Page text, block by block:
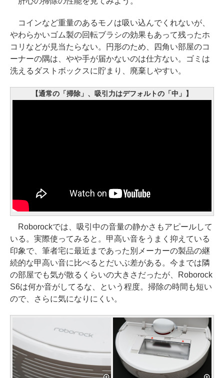
コインなど重量のあるモノは吸い込んでくれないが、
やわらかいゴム製の回転ブラシの効果もあって残ったホ
コリなどが見当たらない。円形のため、四角い部屋のコ
ーナーの隅は、やや手が届かないのは仕方ない。ゴミは
洗えるダストボックスに貯まり、廃棄しやすい。
【通常の「掃除」、吸引力はデフォルトの「中」】
Roborockでは、吸引中の音量の静かさもアピールして
いる。実際使ってみると。甲高い音をうまく抑えている
印象で、筆者宅に最近まであった別メーカーの製品の継
続的な甲高い音に比べるとだいぶ差がある。今までは隣
の部屋でも気が散るくらいの大きさだったが、Roborock
S6は何か音がしてるな、という程度。掃除の時間も短い
ので、さらに気になりにくい。